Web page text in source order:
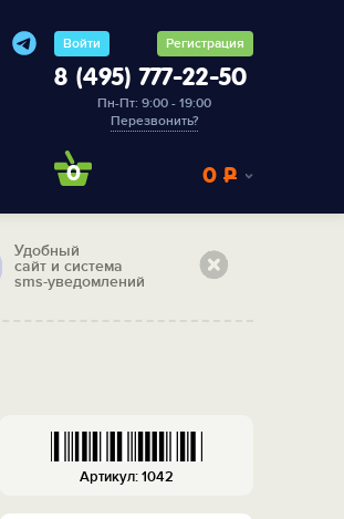
Войти Регистрация
8 (495) 777-22-50
Пн-Пт: 9:00 - 19:00
Перезвонить?
0 0 Р
Удобный
сайт и система
sms-уведомлений
Артикул: 1042